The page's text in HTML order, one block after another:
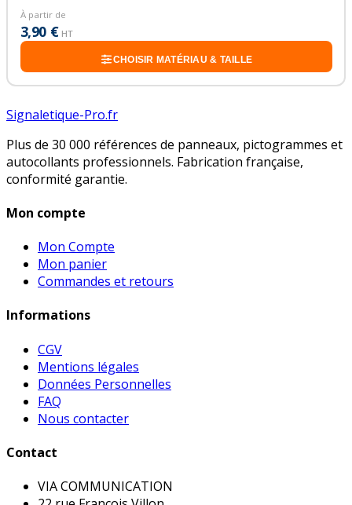
À partir de
3,90 € HT
CHOISIR MATÉRIAU & TAILLE
Signaletique-Pro.fr
Plus de 30 000 références de panneaux, pictogrammes et
autocollants professionnels. Fabrication française,
conformité garantie.
Mon compte
Mon Compte
Mon panier
Commandes et retours
Informations
CGV
Mentions légales
Données Personnelles
FAQ
Nous contacter
Contact
VIA COMMUNICATION